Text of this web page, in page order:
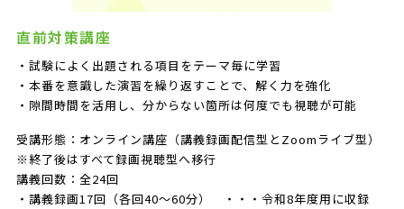
直前対策講座
・試験によく出題される項目をテーマ毎に学習
・本番を意識した演習を繰り返すことで、解く力を強化
・隙間時間を活用し、分からない箇所は何度でも視聴が可能
受講形態：オンライン講座（講義録画配信型とZoomライブ型）
※終了後はすべて録画視聴型へ移行
講義回数：全24回
・講義録画17回（各回40～60分） ・・・令和8年度用に収録